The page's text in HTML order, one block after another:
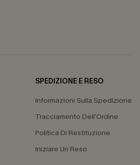
SPEDIZIONE E RESO
Informazioni Sulla Spedizione
Tracciamento Dell'Ordine
Politica Di Restituzione
Iniziare Un Reso